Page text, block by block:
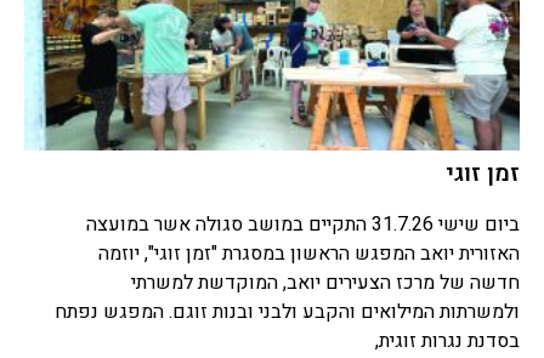
זמן זוגי
ביום שישי 31.7.26 התקיים במושב סגולה אשר במועצה
האזורית יואב המפגש הראשון במסגרת "זמן זוגי", יוזמה
חדשה של מרכז הצעירים יואב, המוקדשת למשרתי
ולמשרתות המילואים והקבע ולבני ובנות זוגם. המפגש נפתח
בסדנת נגרות זוגית,